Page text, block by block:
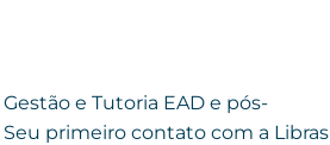
e Tutoria EAD e pós-
primeiro contato com a Libras